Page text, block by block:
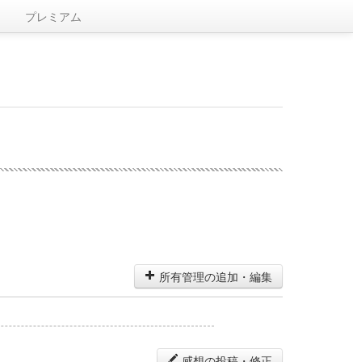
プレミアム
所有管理の追加・編集